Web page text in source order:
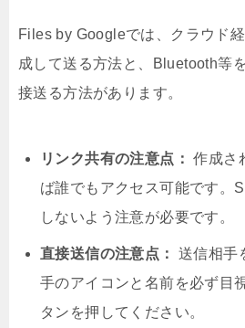
Files by Googleでは、クラウド
成して送る方法と、Bluetooth等
接送る方法があります。
リンク共有の注意点： 作成さ
ば誰でもアクセス可能です。
しないよう注意が必要です。
直接送信の注意点：
送信相手
手のアイコンと名前を必ず目
タンを押してください。